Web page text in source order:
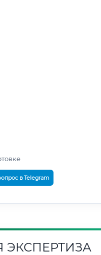
в Telegram
ЭКСПЕРТИЗА